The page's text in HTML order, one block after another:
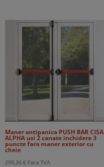
Maner antipanica PUSH BAR CISA
ALPHA usi 2 canate inchidere 3
puncte fara maner exterior cu
cheie
299,26 € Fara TVA